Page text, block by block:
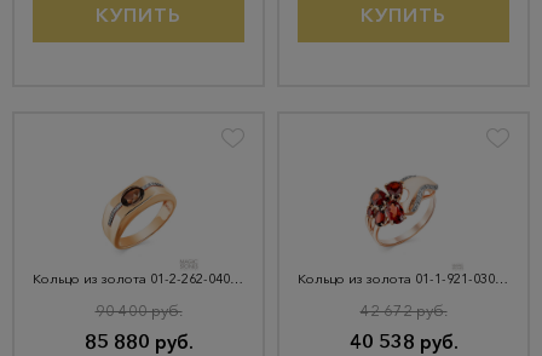
КУПИТЬ КУПИТЬ
Кольцо из золота 01-2-262-0401-011
85 880 руб.
90 400 руб.
Кольцо из золота 01-1-921-0301-011
40 538 руб.
42 672 руб.